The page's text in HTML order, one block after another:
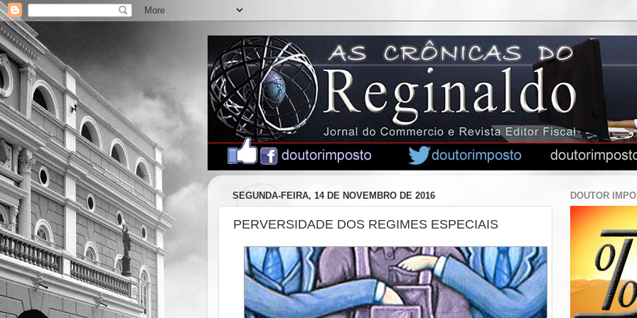
SEGUNDA-FEIRA, 14 DE NOVEMBRO DE 2016
PERVERSIDADE DOS REGIMES ESPECIAIS
DOUTOR